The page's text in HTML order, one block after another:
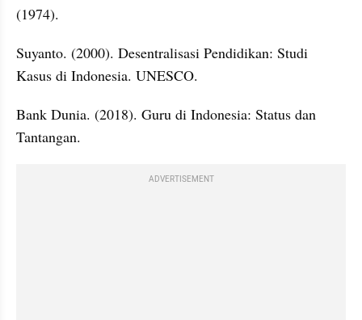
(1974).
Suyanto. (2000). Desentralisasi Pendidikan: Studi
Kasus di Indonesia. UNESCO.
Bank Dunia. (2018). Guru di Indonesia: Status dan
Tantangan.
ADVERTISEMENT